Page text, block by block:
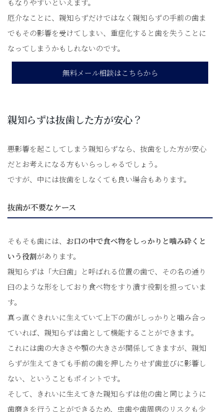
もなりやすいといえます。
厄介なことに、親知らずだけではなく親知らずの手前の歯ま
でもその影響を受けてしまい、重症化すると歯を失うことに
なってしまうかもしれないのです。
無料メール相談はこちらから
親知らずは抜歯した方が安心？
悪影響を起こしてしまう親知らずなら、抜歯をした方が安心
だとお考えになる方もいらっしゃるでしょう。
ですが、中には抜歯をしなくても良い場合もあります。
抜歯が不要なケース
そもそも歯には、 お口の中で食べ物をしっかりと噛み砕くと
いう役割があります。
親知らずは「大臼歯」と呼ばれる位置の歯で、その名の通り
臼のような形をしており食べ物をすり潰す役割を担っていま
す。
真っ直ぐきれいに生えていて上下の歯がしっかりと噛み合っ
ていれば、親知らずは歯として機能することができます。
これには歯の大きさや顎の大きさが関係してきますが、親知
らずが生えてきても手前の歯を押したりせず歯並びに影響し
ない、ということもポイントです。
そして、きれいに生えてきた親知らずは他の歯と同じように
歯磨きを行うことができるため、虫歯や歯周病のリスクも少